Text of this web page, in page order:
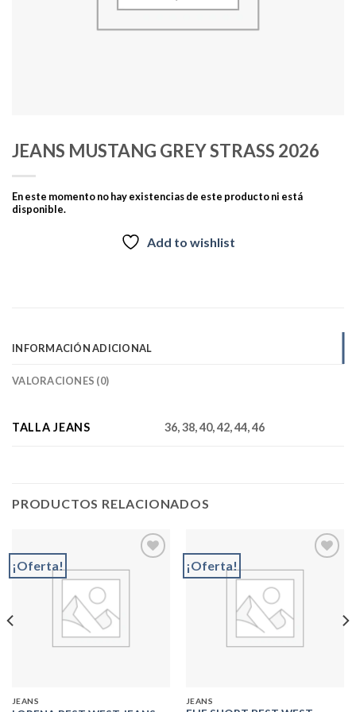
JEANS MUSTANG GREY STRASS 2026
En este momento no hay existencias de este producto ni está
disponible.
Add to wishlist
INFORMACIÓN ADICIONAL
VALORACIONES (0)
TALLA JEANS 36, 38, 40, 42, 44, 46
PRODUCTOS RELACIONADOS
¡Oferta!
JEANS
¡Oferta!
JEANS